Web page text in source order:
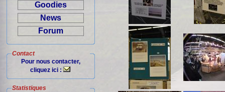
Goodies
News
Forum
Contact
Pour nous contacter,
cliquez ici :
Statistiques